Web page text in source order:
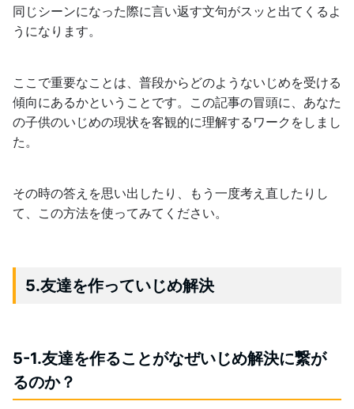
同じシーンになった際に言い返す文句がスッと出てくるよ
うになります。
ここで重要なことは、普段からどのようないじめを受ける
傾向にあるかということです。この記事の冒頭に、あなた
の子供のいじめの現状を客観的に理解するワークをしまし
た。
その時の答えを思い出したり、もう一度考え直したりし
て、この方法を使ってみてください。
5.友達を作っていじめ解決
5-1.友達を作ることがなぜいじめ解決に繋が
るのか？